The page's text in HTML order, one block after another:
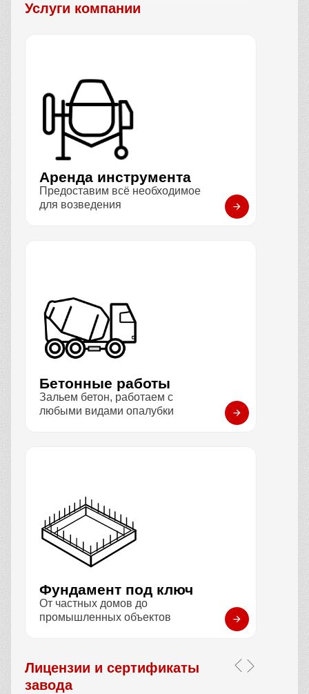
Услуги компании
Аренда инструмента
Предоставим всё необходимое
для возведения
Бетонные работы
Зальем бетон, работаем с
любыми видами опалубки
Фундамент под ключ
От частных домов до
промышленных объектов
Лицензии и сертификаты
завода